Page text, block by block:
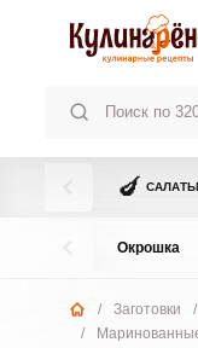
🍆 САЛАТЫ
Окрошка
/ Заготовки /
/